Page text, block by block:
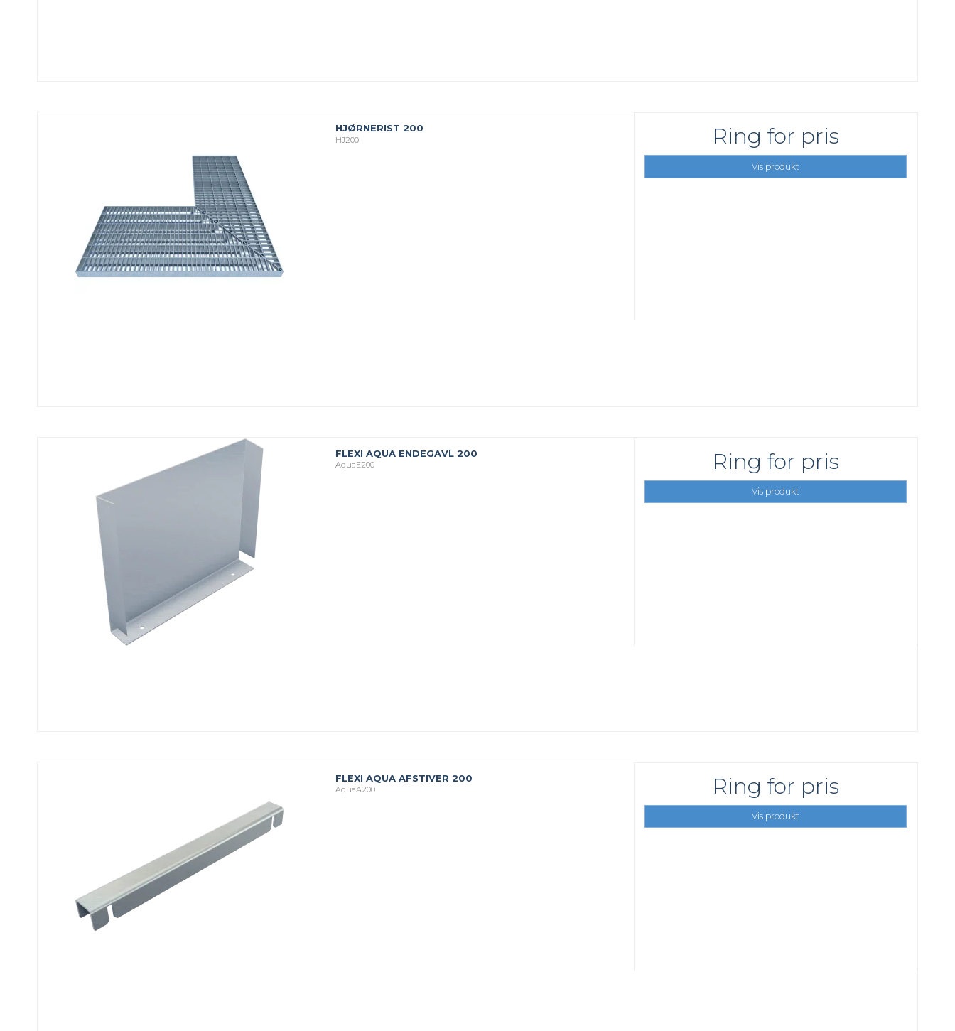
HJØRNERIST 200
HJ200 Ring for pris
Vis produkt
FLEXI AQUA ENDEGAVL 200
AquaE200 Ring for pris
Vis produkt
FLEXI AQUA AFSTIVER 200
AquaA200 Ring for pris
Vis produkt